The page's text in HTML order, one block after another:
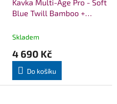
Kavka Multi-Age Pro - Soft
Blue Twill Bamboo +
Skladem
4 690 Kč
Do košíku